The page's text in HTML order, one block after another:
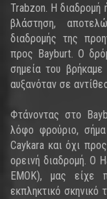
Trabzon. Η διαδρομή
βλάστηση,
διαδρομής της
προς Bayburt. Ο
σημεία του
αυξανόταν σε
Φτάνοντας στο
λόφο φρούριο,
Caykara και όχι
ορεινή διαδρομή. Ο
ΕΜΟΚ), μας είχε
εκπληκτικό σκηνικό